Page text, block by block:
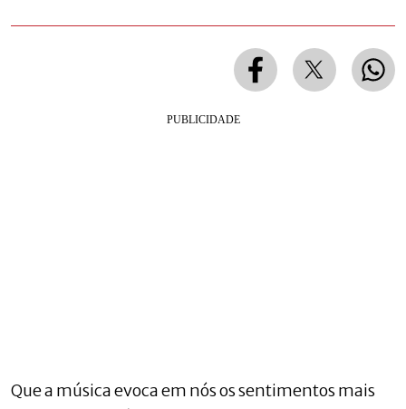
Que a música evoca em nós os sentimentos mais